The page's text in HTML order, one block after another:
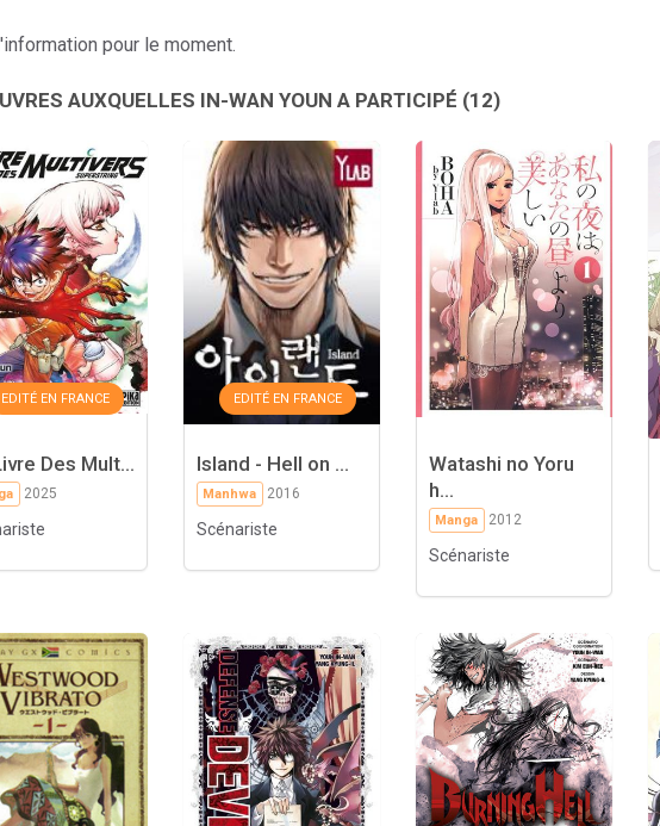
pour le moment.
AUXQUELLES IN-WAN YOUN A PARTICIPÉ (12)
EDITÉ EN FRANCE
Des Mult...
2025
EDITÉ EN FRANCE
Island - Hell on ...
Manhwa 2016
Scénariste
Watashi no Yoru
h...
Manga 2012
Scénariste